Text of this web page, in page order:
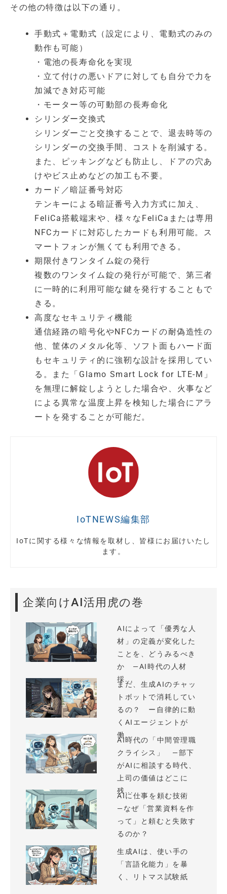
その他の特徴は以下の通り。
手動式＋電動式（設定により、電動式のみの
動作も可能）
・電池の長寿命化を実現
・立て付けの悪いドアに対しても自分で力を
加減でき対応可能
・モーター等の可動部の長寿命化
シリンダー交換式
シリンダーごと交換することで、退去時等の
シリンダーの交換手間、コストを削減する。
また、ピッキングなども防止し、ドアの穴あ
けやビス止めなどの加工も不要。
カード／暗証番号対応
テンキーによる暗証番号入力方式に加え、
FeliCa搭載端末や、様々なFeliCaまたは専用
NFCカードに対応したカードも利用可能。ス
マートフォンが無くても利用できる。
期限付きワンタイム錠の発行
複数のワンタイム錠の発行が可能で、第三者
に一時的に利用可能な鍵を発行することもで
きる。
高度なセキュリティ機能
通信経路の暗号化やNFCカードの耐偽造性の
他、筐体のメタル化等、ソフト面もハード面
もセキュリティ的に強靭な設計を採用してい
る。また「Glamo Smart Lock for LTE-M」
を無理に解錠しようとした場合や、火事など
による異常な温度上昇を検知した場合にアラ
ートを発することが可能だ。
IoTNEWS編集部
IoTに関する様々な情報を取材し、皆様にお届けいたし
ます。
企業向けAI活用虎の巻
AIによって「優秀な人
材」の定義が変化した
ことを、どうみるべき
か —AI時代の人材
採...
まだ、生成AIのチャッ
トボットで消耗してい
るの？ ー自律的に動
くAIエージェントが
働...
AI時代の「中間管理職
クライシス」 —部下
がAIに相談する時代、
上司の価値はどこに
残...
AIに仕事を頼む技術
—なぜ「営業資料を作
って」と頼むと失敗す
るのか？
生成AIは、使い手の
「言語化能力」を暴
く、リトマス試験紙